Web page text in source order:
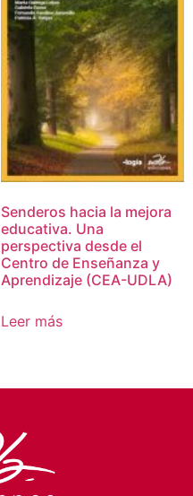
Senderos hacia la mejora
educativa. Una
perspectiva desde el
Centro de Enseñanza y
Aprendizaje (CEA-UDLA)
Leer más